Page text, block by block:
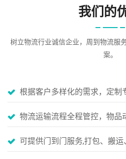
我们的
树立物流行业诚信企业，周到物流服
案。
根据客户多样化的需求，定制
物流运输流程全程管控，物品
可提供门到门服务,打包、搬